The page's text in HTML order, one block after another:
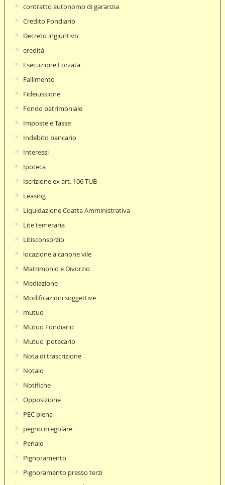
contratto autonomo di garanzia
Credito Fondiario
Decreto ingiuntivo
eredità
Esecuzione Forzata
Fallimento
Fideiussione
Fondo patrimoniale
Imposte e Tasse
Indebito bancario
Interessi
Ipoteca
Iscrizione ex art. 106 TUB
Leasing
Liquidazione Coatta Amministrativa
Lite temeraria
Litisconsorzio
locazione a canone vile
Matrimonio e Divorzio
Mediazione
Modificazioni soggettive
mutuo
Mutuo Fondiario
Mutuo ipotecario
Nota di trascrizione
Notaio
Notifiche
Opposizione
PEC piena
pegno irregolare
Penale
Pignoramento
Pignoramento presso terzi